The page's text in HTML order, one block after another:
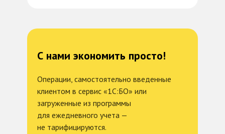
С нами экономить просто!
Операции, самостоятельно введенные
клиентом в сервис «1С:БО» или
загруженные из программы
для ежедневного учета —
не тарифицируются.